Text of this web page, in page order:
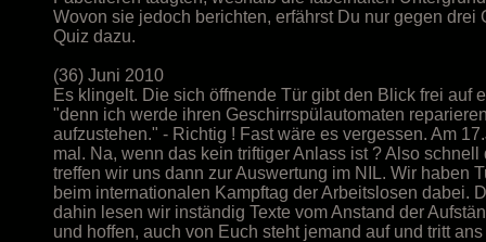
Wovon sie jedoch berichten, erfährst Du nur gegen
Quiz dazu.
(36) Juni 2010
Es klingelt. Die sich öffnende Tür gibt den Blick frei auf
"denn ich werde ihren Geschirrspülautomaten
aufzustehen." - Richtig ! Fast wäre es vergessen. Am
mal. Na, wenn das kein triftiger Anlass ist ? Also
treffen wir uns dann zur Auswertung im NIL. Wir haben
beim internationalen Kampftag der Arbeitslosen dabei.
dahin lesen wir inständig Texte vom Anstand der
und hoffen, auch von Euch steht jemand auf und tritt